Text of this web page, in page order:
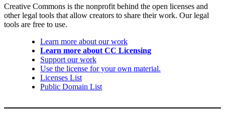
Creative Commons is the nonprofit behind the open licenses and
other legal tools that allow creators to share their work. Our legal
tools are free to use.
Learn more about our work
Learn more about CC Licensing
Support our work
Use the license for your own material.
Licenses List
Public Domain List